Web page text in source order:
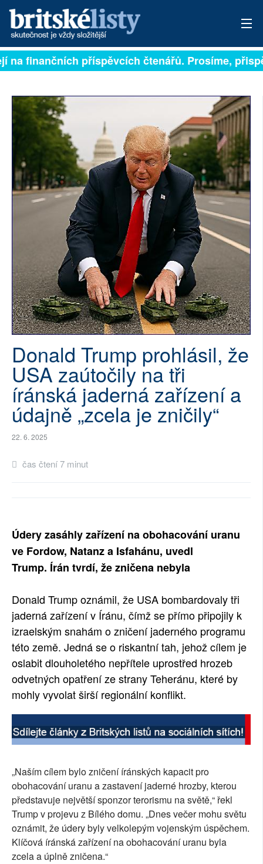
PŘIHLÁSIT
ARCHIV
ROZHOVORY
TÉMATA
NEJČTENĚJŠÍ ZA 7 DNÍ
PŘÍSPĚVKY NA PROVOZ
SOCIÁLNÍ SÍTĚ
RUBRIKY
PLNÁ VERZE STRÁNEK
finančních příspěvcích čtenářů. Prosíme,
Donald Trump prohlásil, že
USA zaútočily na tři
íránská jaderná zařízení a
údajně „zcela je zničily“
22. 6. 2025
čas čtení 7 minut
Údery zasáhly zařízení na obohacování uranu
ve Fordow, Natanz a Isfahánu, uvedl
Trump. Írán tvrdí, že zničena nebyla
Donald Trump oznámil, že USA bombardovaly tři
jaderná zařízení v Íránu, čímž se přímo připojily k
izraelským snahám o zničení jaderného programu
této země. Jedná se o riskantní tah, jehož cílem je
oslabit dlouholetého nepřítele uprostřed hrozeb
odvetných opatření ze strany Teheránu, které by
mohly vyvolat širší regionální konflikt.
„Naším cílem bylo zničení íránských kapacit pro
obohacování uranu a zastavení jaderné hrozby, kterou
představuje největší sponzor terorismu na světě,“ řekl
Trump v projevu z Bílého domu. „Dnes večer mohu světu
oznámit, že údery byly velkolepým vojenským úspěchem.
Klíčová íránská zařízení na obohacování uranu byla
zcela a úplně zničena.“